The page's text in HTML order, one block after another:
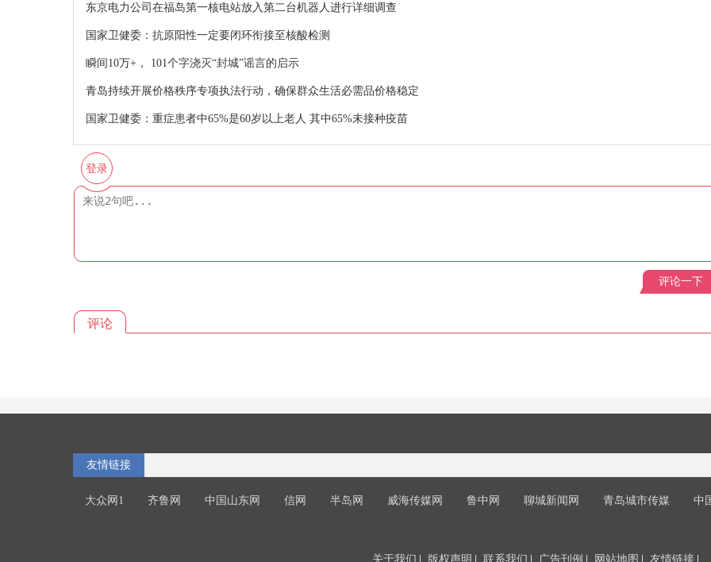
东京电力公司在福岛第一核电站放入第二台机器人进行详细调查
国家卫健委：抗原阳性一定要闭环衔接至核酸检测
瞬间10万+， 101个字浇灭“封城”谣言的启示
青岛持续开展价格秩序专项执法行动，确保群众生活必需品价格稳定
国家卫健委：重症患者中65%是60岁以上老人 其中65%未接种疫苗
登录
评论一下
评论
友情链接
大众网1 齐鲁网 中国山东网 信网 半岛网 威海传媒网 鲁中网 聊城新闻网 青岛城市传媒 中
关于我们 版权声明 联系我们 广告刊例 网站地图 友情链接